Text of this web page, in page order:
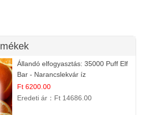
Állandó elfogyasztás: 35000 Puff Elf
Bar - Narancslekvár íz
Ft 6200.00
Eredeti ár： Ft 14686.00